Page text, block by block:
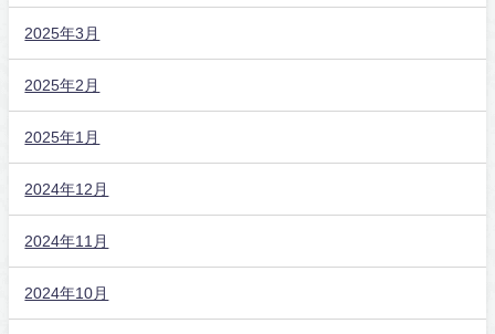
2025年3月
2025年2月
2025年1月
2024年12月
2024年11月
2024年10月